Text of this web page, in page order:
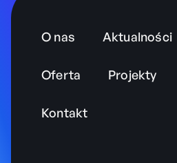
O nas Aktualności
Oferta Projekty
Kontakt